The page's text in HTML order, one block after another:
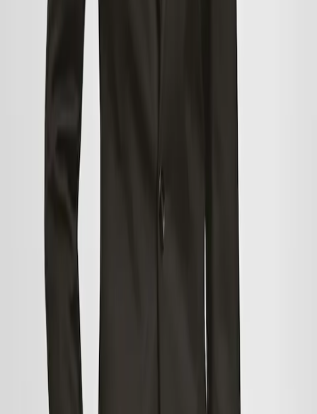
naprawdę potrzebujesz. Nie możesz pozwolić, aby wyprzedaże w
2020 roku ominęły Cię bez ich zdobycia.
2.Pamiętasz te raczej droższe zimowe ubrania, o których
wspominaliśmy wcześniej? Nadszedł czas, aby odnowić swoje
sezonowe niezbędniki:
dla niego i
pikowany płaszcz
3.Czy musisz wkrótce kupić komuś prezent? Skorzystaj z okazji i
spraw komuś stylowy prezent, który będzie mógł nosić w tym
4. Kiedy jesteś w sklepie, nie daj się zwieść nieobliczalnemu
zachowaniu innych kupujących. Również w okresie wyprzedaży
powinniśmy być w stanie cieszyć się przyjemnymi zakupami.
5.Nie możesz nic znaleźć? Nie wszystko stracone! Są dni, kiedy nie
czujemy się zbyt zainspirowani, więc dajmy wyprzedażom jeszcze
jedną szansę i spójrzmy na nie świeżym okiem.
Gdzie powinienem robić zakupy podczas
wyprzedaży?
Wiele rodzajów sprzedawców detalicznych, nie tylko modowych,
również bierze udział w wyprzedażach. Technologia, hotele, sklepy
meblowe... nawet sklepy spożywcze! Od stycznia do marca masz
szansę uzyskać zniżki w różnych sklepach. Jeśli szukasz
nowoczesnego stylu i dobrej jakości, odwiedź Mango. Przez cały
sezon, a także podczas wyprzedaży, znajdziesz zróżnicowany wybór
odzieży i akcesoriów dla całej rodziny: dla niej, dla niego i dla
najmłodszych. Nie przegap tych rekomendacji!